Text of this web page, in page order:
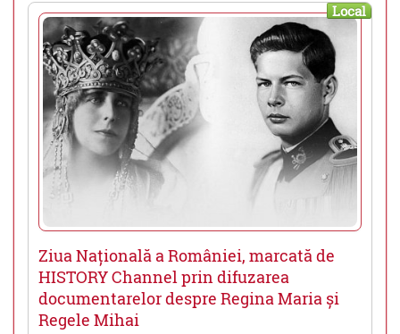
Local
Ziua Națională a României, marcată de
HISTORY Channel prin difuzarea
documentarelor despre Regina Maria și
Regele Mihai